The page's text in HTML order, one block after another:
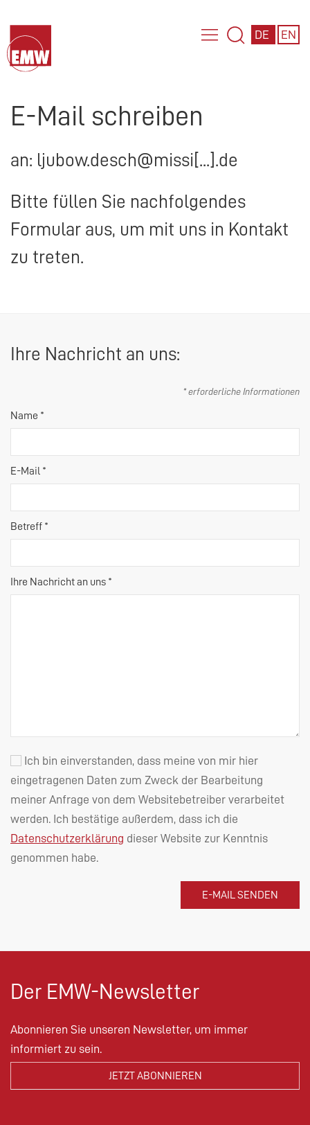
DE EN
E-Mail schreiben
an: ljubow.desch@missi[...].de
Bitte füllen Sie nachfolgendes
Formular aus, um mit uns in Kontakt
zu treten.
Ihre Nachricht an uns:
* erforderliche Informationen
Name *
E-Mail *
Betreff *
Ihre Nachricht an uns *
Ich bin einverstanden, dass meine von mir hier
eingetragenen Daten zum Zweck der Bearbeitung
meiner Anfrage von dem Websitebetreiber verarbeitet
werden. Ich bestätige außerdem, dass ich die
Datenschutzerklärung dieser Website zur Kenntnis
genommen habe.
Der EMW-Newsletter
Abonnieren Sie unseren Newsletter, um immer
informiert zu sein.